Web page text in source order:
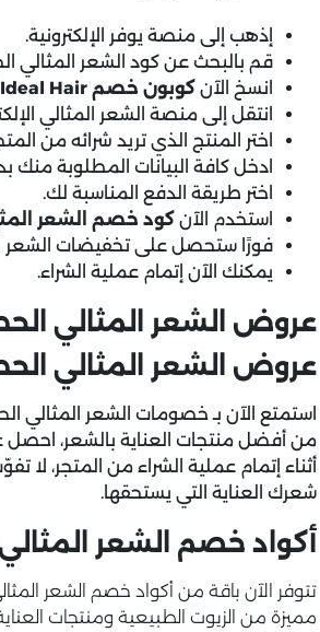
إذهب إلى منصة يوفر الإلكترونية.
قم بالبحث عن كود الشعر المثالي
انسخ الآن كوبون خصم The Ideal Hair
انتقل إلى منصة الشعر المثالي
اختر المنتج الذي تريد شرائه من
ادخل كافة البيانات المطلوبة منك
اختر طريقة الدفع المناسبة لك.
استخدم الآن كود خصم الشعر
فورًا ستحصل على تخفيضات الشعر
يمكنك الآن إتمام عملية الشراء.
عروض الشعر المثالي
عروض الشعر المثالي
استمتع الآن بـ خصومات الشعر المثالي
من أفضل منتجات العناية بالشعر، احصل على خصم
أثناء إتمام عملية الشراء من المتجر،
شعرك العناية التي يستحقها.
أكواد خصم الشعر
تتوفر الآن باقة من أكواد خصم الشعر
مميزة من الزيوت الطبيعية ومنتجات